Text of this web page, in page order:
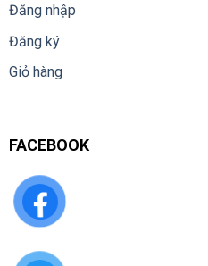
Đăng nhập
Đăng ký
Giỏ hàng
FACEBOOK